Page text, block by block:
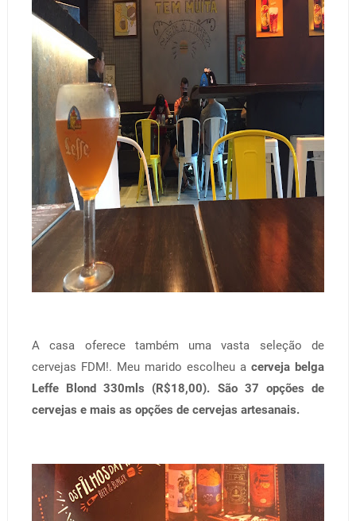
A casa oferece também uma vasta seleção de
cervejas FDM!. Meu marido escolheu acerveja belga
Leffe Blond 330mls (R$18,00). São 37 opções de
cervejas e mais as opções de cervejas artesanais.